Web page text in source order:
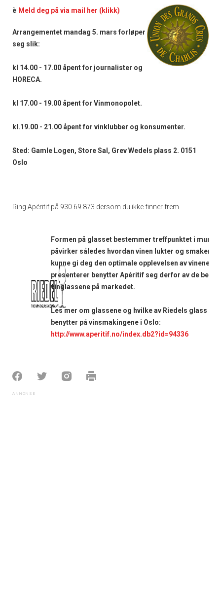
è Meld deg på via mail her (klikk)
Arrangementet mandag 5. mars forløper
seg slik:
kl 14.00 - 17.00 åpent for journalister og
HORECA.
kl 17.00 - 19.00 åpent for Vinmonopolet.
kl.19.00 - 21.00 åpent for vinklubber og konsumenter.
Sted: Gamle Logen, Store Sal, Grev Wedels plass 2. 0151
Oslo
Ring Apéritif på 930 69 873 dersom du ikke finner frem.
Formen på glasset bestemmer treffpunktet i
påvirker således hvordan vinen lukter og smaker.
kunne gi deg den optimale opplevelsen av vinene vi
presenterer benytter Apéritif seg derfor av de beste
vinglassene på markedet.
Les mer om glassene og hvilke av Riedels glass
benytter på vinsmakingene i Oslo:
http://www.aperitif.no/index.db2?id=94336